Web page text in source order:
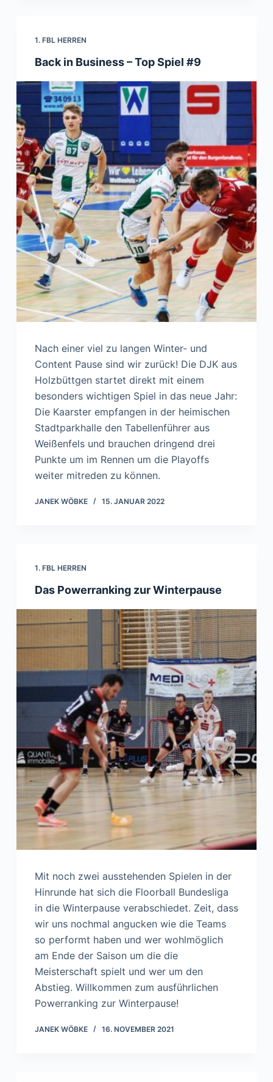
1. FBL HERREN
Back in Business – Top Spiel #9
Nach einer viel zu langen Winter- und
Content Pause sind wir zurück! Die DJK aus
Holzbüttgen startet direkt mit einem
besonders wichtigen Spiel in das neue Jahr:
Die Kaarster empfangen in der heimischen
Stadtparkhalle den Tabellenführer aus
Weißenfels und brauchen dringend drei
Punkte um im Rennen um die Playoffs
weiter mitreden zu können.
JANEK WÖBKE 15. JANUAR 2022
1. FBL HERREN
Das Powerranking zur Winterpause
Mit noch zwei ausstehenden Spielen in der
Hinrunde hat sich die Floorball Bundesliga
in die Winterpause verabschiedet. Zeit, dass
wir uns nochmal angucken wie die Teams
so performt haben und wer wohlmöglich
am Ende der Saison um die die
Meisterschaft spielt und wer um den
Abstieg. Willkommen zum ausführlichen
Powerranking zur Winterpause!
JANEK WÖBKE 16. NOVEMBER 2021